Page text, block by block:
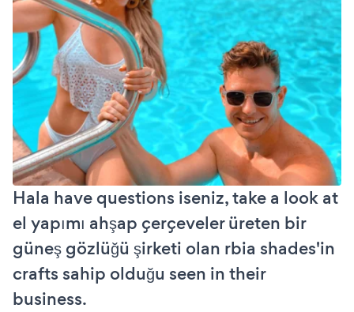
Hala have questions iseniz, take a look at
el yapımı ahşap çerçeveler üreten bir
güneş gözlüğü şirketi olan rbia shades'in
crafts sahip olduğu seen in their
business.